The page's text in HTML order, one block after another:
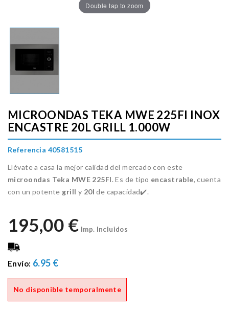
Double tap to zoom
MICROONDAS TEKA MWE 225FI INOX
ENCASTRE 20L GRILL 1.000W
Referencia 40581515
Llévate a casa la mejor calidad del mercado con este
microondas Teka MWE 225FI. Es de tipo encastrable, cuenta
con un potente grill y 20l de capacidad✔️.
195,00 € Imp. Incluidos
Envío: 6.95 €
No disponible temporalmente